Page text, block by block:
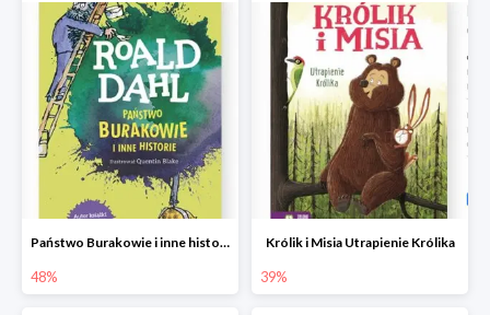
Państwo Burakowie i inne historie
48%
Królik i Misia Utrapienie Królika
39%